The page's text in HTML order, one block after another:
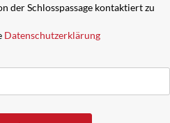
der Schlosspassage kontaktiert zu
Datenschutzerklärung